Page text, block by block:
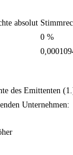
absolut
0 %
Emittenten
Unternehmen: